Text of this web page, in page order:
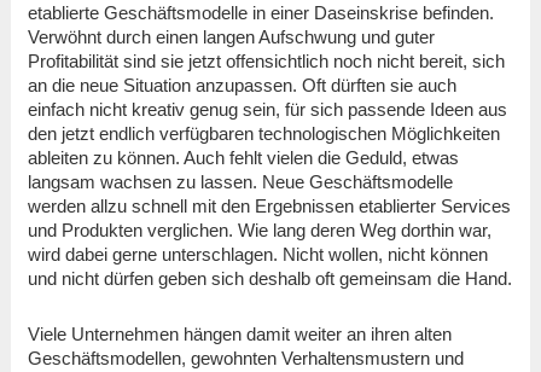
etablierte Geschäftsmodelle in einer Daseinskrise befinden.
Verwöhnt durch einen langen Aufschwung und guter
Profitabilität sind sie jetzt offensichtlich noch nicht bereit, sich
an die neue Situation anzupassen. Oft dürften sie auch
einfach nicht kreativ genug sein, für sich passende Ideen aus
den jetzt endlich verfügbaren technologischen Möglichkeiten
ableiten zu können. Auch fehlt vielen die Geduld, etwas
langsam wachsen zu lassen. Neue Geschäftsmodelle
werden allzu schnell mit den Ergebnissen etablierter Services
und Produkten verglichen. Wie lang deren Weg dorthin war,
wird dabei gerne unterschlagen. Nicht wollen, nicht können
und nicht dürfen geben sich deshalb oft gemeinsam die Hand.
Viele Unternehmen hängen damit weiter an ihren alten
Geschäftsmodellen, gewohnten Verhaltensmustern und